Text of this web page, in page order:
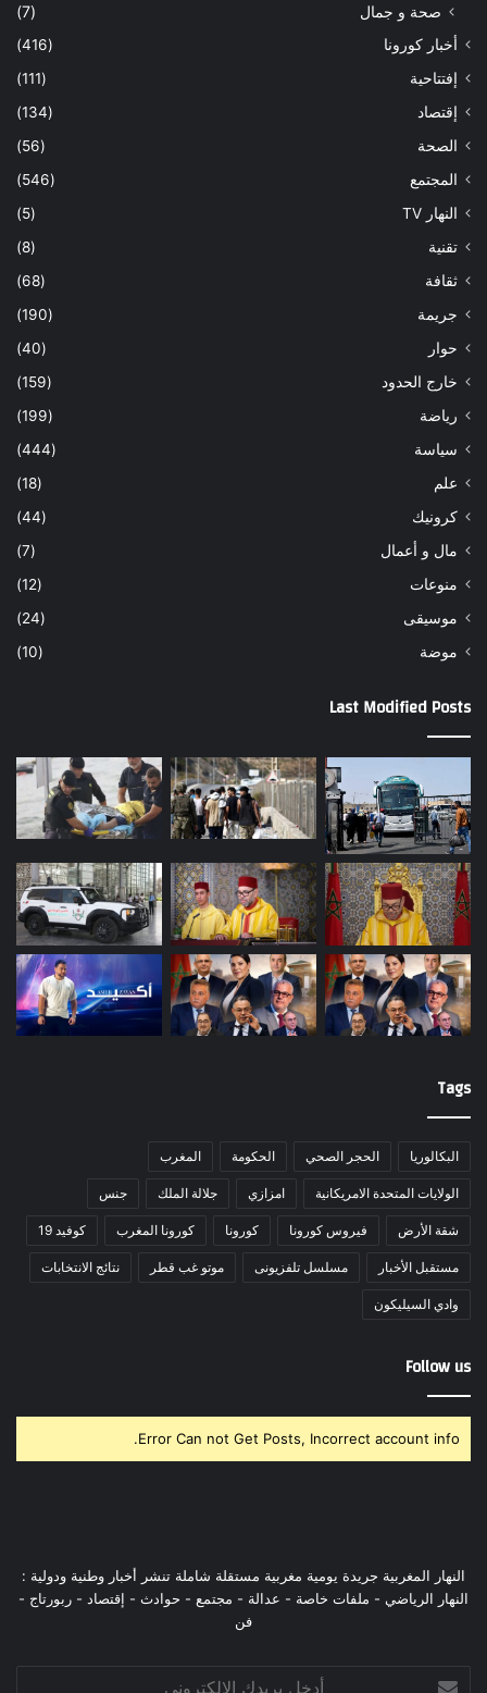
صحة و جمال
(7)
أخبار كورونا
(416)
إفتتاحية
(111)
إقتصاد
(134)
الصحة
(56)
المجتمع
(546)
النهار TV
(5)
تقنية
(8)
ثقافة
(68)
جريمة
(190)
حوار
(40)
خارج الحدود
(159)
رياضة
(199)
سياسة
(444)
علم
(18)
كرونيك
(44)
مال و أعمال
(7)
منوعات
(12)
موسيقى
(24)
موضة
(10)
Last Modified Posts
Tags
البكالوريا الحجر الصحي الحكومة المغرب
الولايات المتحدة الامريكانية امزازي جلالة الملك جنس
شقة الأرض فيروس كورونا كورونا كورونا المغرب كوفيد 19
مستقبل الأخبار مسلسل تلفزيونى موتو غب قطر نتائج الانتخابات
وادي السيليكون
Follow us
Error Can not Get Posts, Incorrect account info.
النهار المغربية جريدة يومية مغربية مستقلة شاملة تنشر أخبار وطنية ودولية :
النهار الرياضي - ملفات خاصة - عدالة - مجتمع - حوادث - إقتصاد - ربورتاج -
فن